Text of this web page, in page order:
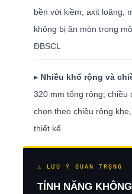
bền với kiềm, axit loãng,
không bị ăn mòn trong
ĐBSCL
▸ Nhiều khổ rộng và
320 mm tổng rộng; chiều
chọn theo chiều rộng
thiết kế
⚠ LƯU Ý QUAN TRỌNG
TÍNH NĂNG